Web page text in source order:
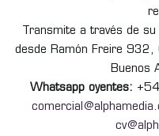
Transmite a través de
desde Ramón Freire 932,
Buenos
Whatsapp oyentes: